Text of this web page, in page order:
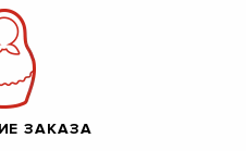
ЗАКАЗА